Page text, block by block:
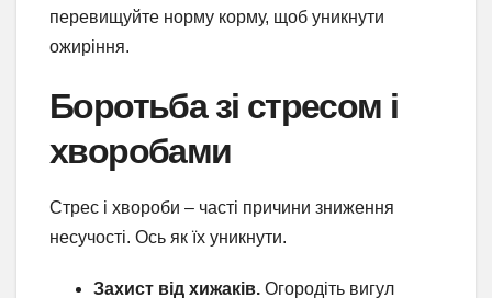
перевищуйте норму корму, щоб уникнути
ожиріння.
Боротьба зі стресом і
хворобами
Стрес і хвороби – часті причини зниження
несучості. Ось як їх уникнути.
Захист від хижаків. Огородіть вигул